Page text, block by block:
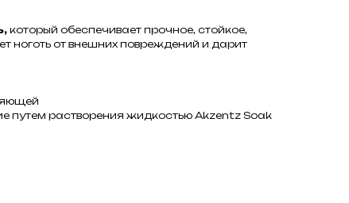
который обеспечивает прочное, стойкое,
ноготь от внешних повреждений и дарит
путем растворения жидкостью Akzentz Soak